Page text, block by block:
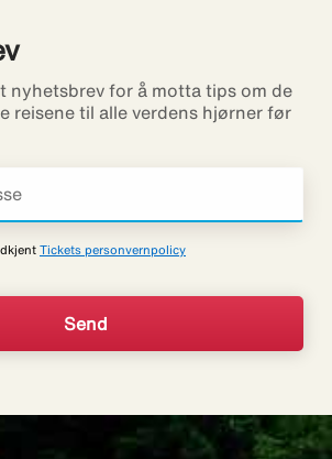
nyhetsbrev for å motta tips om de
reisene til alle verdens hjørner før
Tickets personvernpolicy